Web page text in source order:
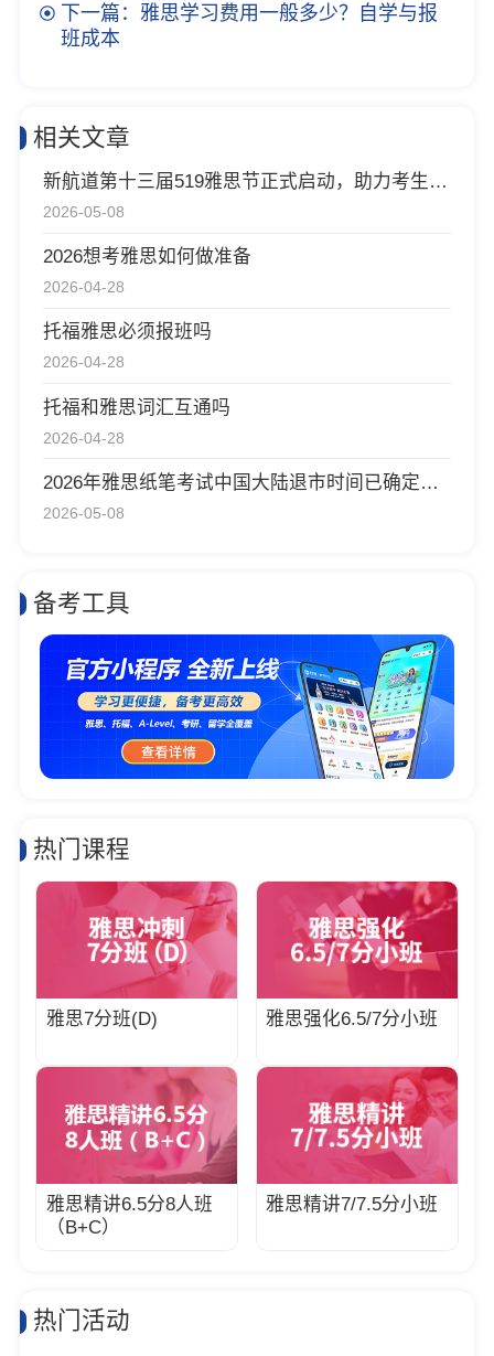
下一篇：雅思学习费用一般多少？自学与报
班成本
相关文章
新航道第十三届519雅思节正式启动，助力考生科学规划雅思备考
2026-05-08
2026想考雅思如何做准备
2026-04-28
托福雅思必须报班吗
2026-04-28
托福和雅思词汇互通吗
2026-04-28
2026年雅思纸笔考试中国大陆退市时间已确定！所有考生须知
2026-05-08
备考工具
热门课程
雅思7分班(D) 雅思强化6.5/7分小班
雅思精讲6.5分8人班
（B+C）
雅思精讲7/7.5分小班
热门活动